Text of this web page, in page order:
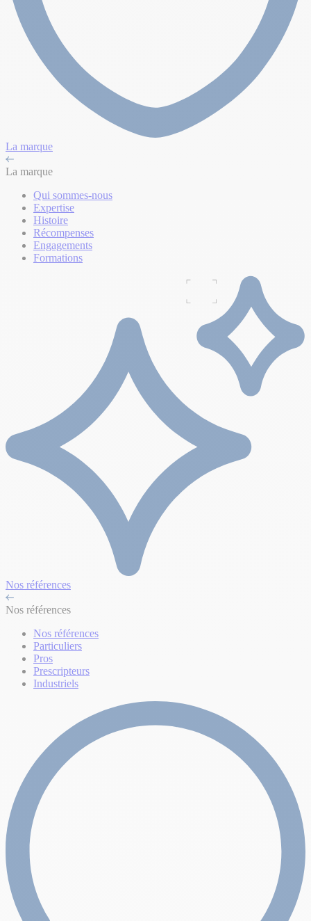
La marque
La marque
Qui sommes-nous
Expertise
Histoire
Récompenses
Engagements
Formations
Nos références
Nos références
Nos références
Particuliers
Pros
Prescripteurs
Industriels